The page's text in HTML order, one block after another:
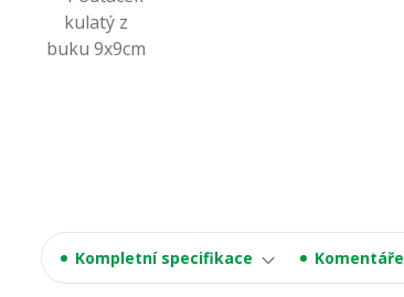
Kompletní specifikace Komentáře